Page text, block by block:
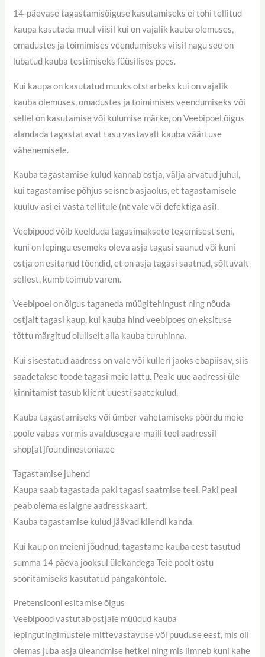
14-päevase tagastamisõiguse kasutamiseks ei tohi tellitud
kaupa kasutada muul viisil kui on vajalik kauba olemuses,
omadustes ja toimimises veendumiseks viisil nagu see on
lubatud kauba testimiseks füüsilises poes.
Kui kaupa on kasutatud muuks otstarbeks kui on vajalik
kauba olemuses, omadustes ja toimimises veendumiseks või
sellel on kasutamise või kulumise märke, on Veebipoel õigus
alandada tagastatavat tasu vastavalt kauba väärtuse
vähenemisele.
Kauba tagastamise kulud kannab ostja, välja arvatud juhul,
kui tagastamise põhjus seisneb asjaolus, et tagastamisele
kuuluv asi ei vasta tellitule (nt vale või defektiga asi).
Veebipood võib keelduda tagasimaksete tegemisest seni,
kuni on lepingu esemeks oleva asja tagasi saanud või kuni
ostja on esitanud tõendid, et on asja tagasi saatnud, sõltuvalt
sellest, kumb toimub varem.
Veebipoel on õigus taganeda müügitehingust ning nõuda
ostjalt tagasi kaup, kui kauba hind veebipoes on eksituse
tõttu märgitud oluliselt alla kauba turuhinna.
Kui sisestatud aadress on vale või kulleri jaoks ebapiisav, siis
saadetakse toode tagasi meie lattu. Peale uue aadressi üle
kinnitamist tasub klient uuesti saatekulud.
Kauba tagastamiseks või ümber vahetamiseks pöördu meie
poole vabas vormis avaldusega e-maili teel aadressil
shop[at]foundinestonia.ee
Tagastamise juhend
Kaupa saab tagastada paki tagasi saatmise teel. Paki peal
peab olema esialgne aadresskaart.
Kauba tagastamise kulud jäävad kliendi kanda.
Kui kaup on meieni jõudnud, tagastame kauba eest tasutud
summa 14 päeva jooksul ülekandega Teie poolt ostu
sooritamiseks kasutatud pangakontole.
Pretensiooni esitamise õigus
Veebipood vastutab ostjale müüdud kauba
lepingutingimustele mittevastavuse või puuduse eest, mis oli
olemas juba asja üleandmise hetkel ning mis ilmneb kuni kahe